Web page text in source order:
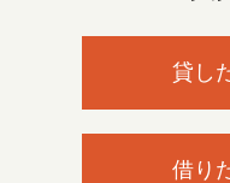
貸し
借り